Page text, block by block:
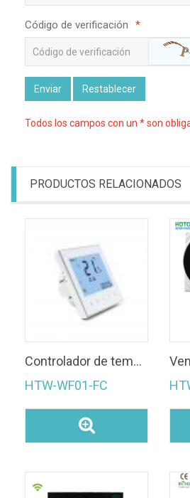
Código de verificación *
Enviar Restablecer
Todos los campos con un * son
PRODUCTOS RELACIONADOS
Controlador de temperatura ambiente WIFI programable con salida moduladora de válvula de refrigeración para HVAC
HTW-WF01-FC